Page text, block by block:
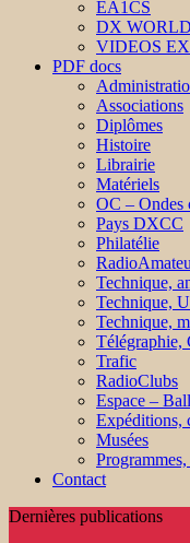
EA1CS
DX WORLD
VIDEOS
PDF docs
Associations
Diplômes
Histoire
Librairie
Matériels
OC – Ondes
Pays DXCC
Philatélie
Technique,
Technique,
Technique,
Télégraphie,
Trafic
RadioClubs
Espace –
Expéditions,
Musées
Contact
Dernières publications